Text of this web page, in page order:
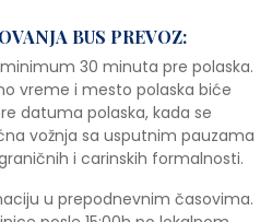
BUS PREVOZ:
30 minuta pre polaska.
vreme i mesto polaska biće
datuma polaska, kada se
vožnja sa usputnim pauzama
i carinskih formalnosti.
u prepodnevnim časovima.